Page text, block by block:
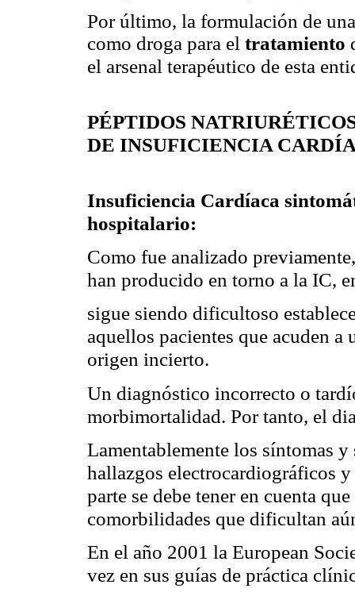
Por último, la formulación de
como droga para el tratamiento
el arsenal terapéutico de esta
PÉPTIDOS
DE INSUFICIENCIA
Insuficiencia Cardíaca
hospitalario:
Como fue analizado
han producido en torno a la IC,
sigue siendo dificultoso
aquellos pacientes que acuden
origen incierto.
Un diagnóstico incorrecto o
morbimortalidad. Por tanto, el
Lamentablemente los síntomas
hallazgos electrocardiográficos
parte se debe tener en cuenta
comorbilidades que dificultan
En el año 2001 la European
vez en sus guías de práctica